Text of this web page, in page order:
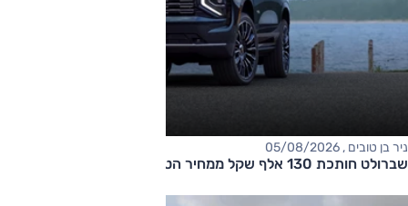
ניר בן טובים , 05/08/2026
שברולט חותכת 130 אלף שקל ממחיר הטאהו